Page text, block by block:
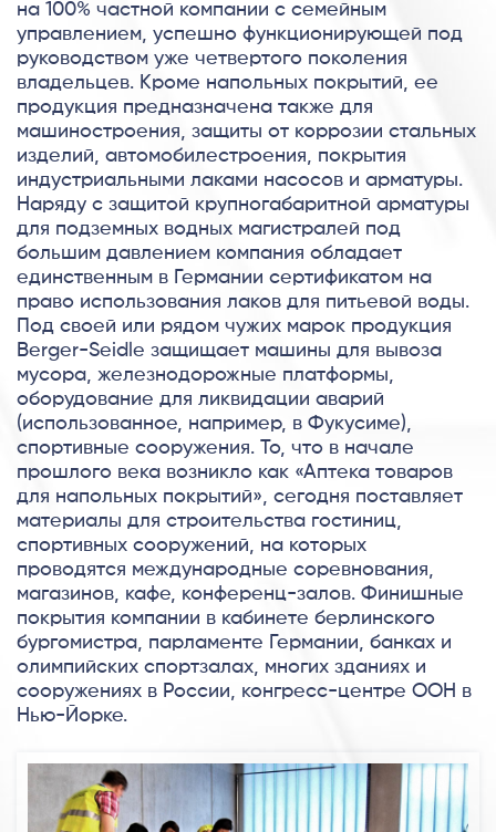
на 100% частной компании с семейным
управлением, успешно функционирующей под
руководством уже четвертого поколения
владельцев. Кроме напольных покрытий, ее
продукция предназначена также для
машиностроения, защиты от коррозии стальных
изделий, автомобилестроения, покрытия
индустриальными лаками насосов и арматуры.
Наряду с защитой крупногабаритной арматуры
для подземных водных магистралей под
большим давлением компания обладает
единственным в Германии сертификатом на
право использования лаков для питьевой воды.
Под своей или рядом чужих марок продукция
Berger-Seidle защищает машины для вывоза
мусора, железнодорожные платформы,
оборудование для ликвидации аварий
(использованное, например, в Фукусиме),
спортивные сооружения. То, что в начале
прошлого века возникло как «Аптека товаров
для напольных покрытий», сегодня поставляет
материалы для строительства гостиниц,
спортивных сооружений, на которых
проводятся международные соревнования,
магазинов, кафе, конференц-залов. Финишные
покрытия компании в кабинете берлинского
бургомистра, парламенте Германии, банках и
олимпийских спортзалах, многих зданиях и
сооружениях в России, конгресс-центре ООН в
Нью-Йорке.